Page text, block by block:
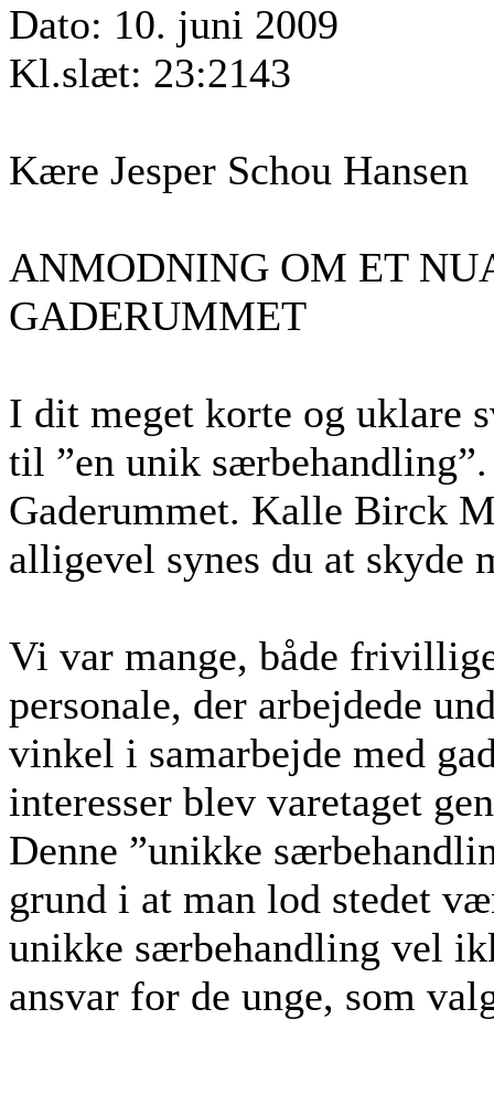
Dato: 10. juni 2009
Kl.slæt: 23:2143
Kære Jesper Schou Hansen
ANMODNING OM ET
GADERUMMET
I dit meget korte og uklare
til ”en unik
Gaderummet. Kalle Birck
alligevel synes du at skyde
Vi var mange, både
personale, der arbejdede
vinkel i samarbejde med
interesser blev varetaget
Denne ”unikke
grund i at man lod stedet
unikke særbehandling vel
ansvar for de unge, som